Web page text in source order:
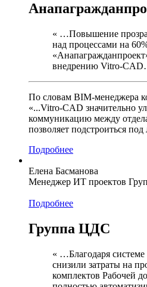
« …Повышение
над процессами на
внедрению Vitro-
По словам BIM-менеджера
«...Vitro-CAD значительно
коммуникацию между
позволяет подстроиться
Подробнее
Елена Басманова
Менеджер ИТ проектов
Подробнее
Группа ЦДС
« …Благодаря
снизили затраты на
комплектов Рабочей